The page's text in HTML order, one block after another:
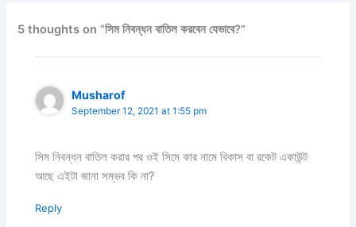
5 thoughts on “সিম নিবন্ধন বাতিল করবেন যেভাবে?”
Musharof
September 12, 2021 at 1:55 pm
সিম নিবন্ধন বাতিল করার পর ওই সিমে কার নামে বিকাস বা রকেট একাউন্ট
আছে এইটা জানা সম্ভব কি না?
Reply